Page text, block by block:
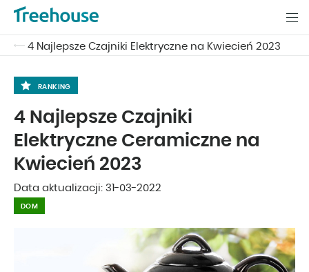
4 Najlepsze Czajniki Elektryczne na Kwiecień 2023
RANKING
Data aktualizacji: 31-03-2022
DOM
4 Najlepsze Czajniki
Elektryczne Ceramiczne na
Kwiecień 2023